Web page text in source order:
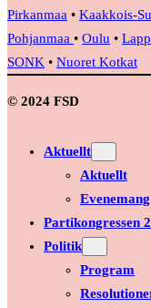
Pirkanmaa • Kaakkois-
Pohjanmaa • Oulu •
SONK • Nuoret Kotkat
© 2024 FSD
Aktuellt
Aktuellt
Evenemang
Partikongressen
Politik
Program